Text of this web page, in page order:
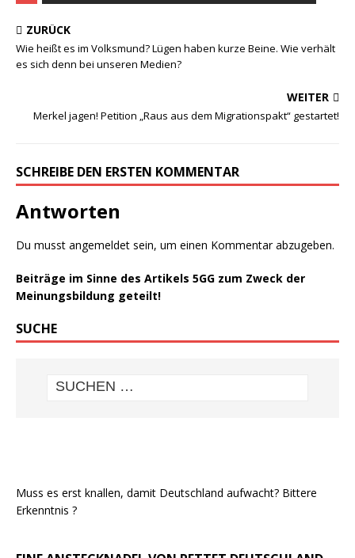
ZURÜCK
Wie heißt es im Volksmund? Lügen haben kurze Beine. Wie verhält
es sich denn bei unseren Medien?
WEITER
Merkel jagen! Petition „Raus aus dem Migrationspakt“ gestartet!
SCHREIBE DEN ERSTEN KOMMENTAR
Antworten
Du musst angemeldet sein, um einen Kommentar abzugeben.
Beiträge im Sinne des Artikels 5GG zum Zweck der
Meinungsbildung geteilt!
SUCHE
Muss es erst knallen, damit Deutschland aufwacht? Bittere
Erkenntnis ?